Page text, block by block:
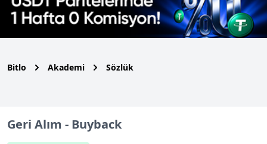
Bitlo Akademi Sözlük
Geri Alım - Buyback